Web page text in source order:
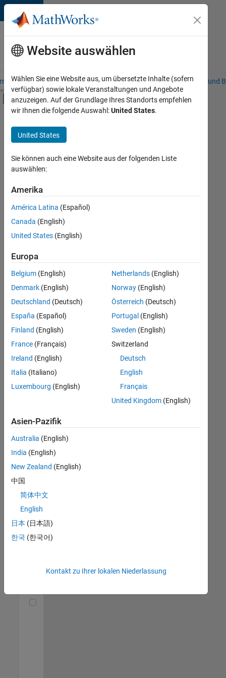
Weiter zum Inhalt
Karriere
bei
MathWorks
– Übersicht Stellensuche Niederlassungen Studierende und
Umschaltung für Off-Canvas-
Hauptinhalt
Ausgewählte
speichern
Es
nicht
alle
Stellen
übersetzt.
Sie
nach
einem
Standort,
um
alle
in
Ihrer
Region
Account
Manager -
Commercial
(m/f/d)
DE-München
Senior Utilities and Energy Market Developer (m/f/d)
and Energy
Market
Developer
Marketing |
Website auswählen
Wählen Sie eine Website aus, um übersetzte Inhalte (sofern
verfügbar) sowie lokale Veranstaltungen und Angebote
anzuzeigen. Auf der Grundlage Ihres Standorts empfehlen
wir Ihnen die folgende Auswahl:United States.
United States
Sie können auch eine Website aus der folgenden Liste
auswählen:
Amerika
América Latina (Español)
Canada (English)
United States (English)
Europa
Belgium (English)
Denmark (English)
Deutschland (Deutsch)
España (Español)
Finland (English)
France (Français)
Ireland (English)
Italia (Italiano)
Luxembourg (English)
Netherlands(English)
Norway(English)
Österreich (Deutsch)
Portugal (English)
Sweden (English)
Switzerland
Deutsch
English
Français
United Kingdom(English)
Asien-Pazifik
Australia (English)
India (English)
New Zealand (English)
中国
简体中文
English
日本 (日本語)
한국 (한국어)
Kontakt zu Ihrer lokalen Niederlassung